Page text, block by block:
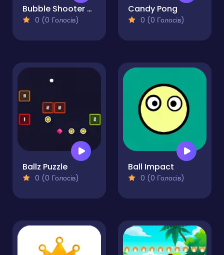
Bubble Shooter Space
0 (0 Голосів)
Candy Pong
0 (0 Голосів)
Ballz Puzzle
0 (0 Голосів)
Ball Impact
0 (0 Голосів)